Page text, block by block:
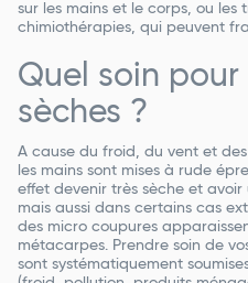
sur les mains et le corps, ou
chimiothérapies, qui peuvent
Quel soin pour
sèches ?
A cause du froid, du vent et
les mains sont mises à rude
effet devenir très sèche et avoir
mais aussi dans certains cas
des micro coupures
métacarpes. Prendre soin de
sont systématiquement